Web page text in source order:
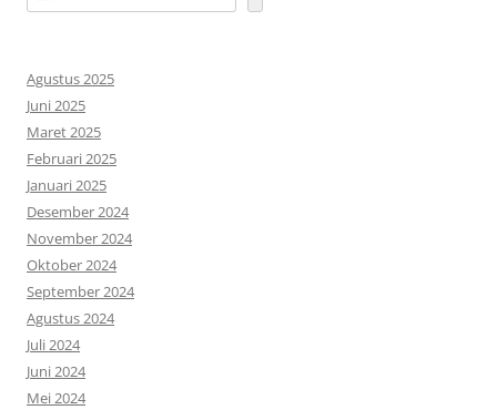
Agustus 2025
Juni 2025
Maret 2025
Februari 2025
Januari 2025
Desember 2024
November 2024
Oktober 2024
September 2024
Agustus 2024
Juli 2024
Juni 2024
Mei 2024